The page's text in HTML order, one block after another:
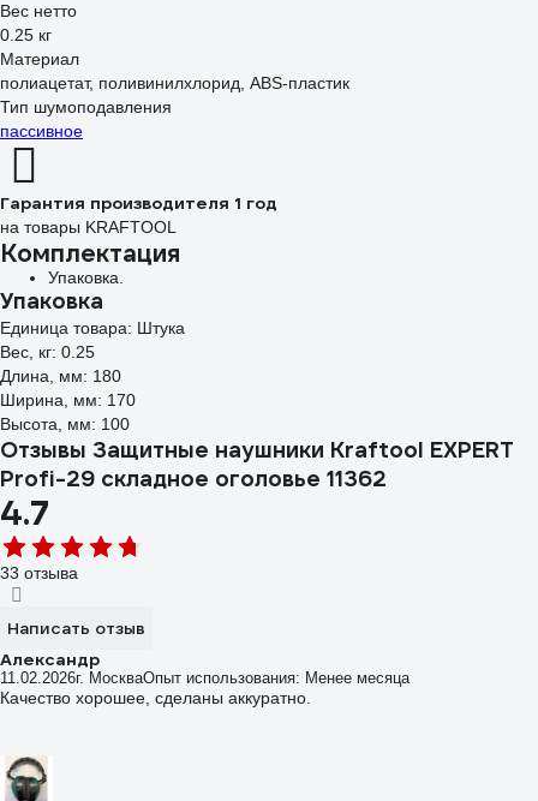
Вес нетто
0.25 кг
Материал
полиацетат, поливинилхлорид, ABS-пластик
Тип шумоподавления
пассивное
Гарантия производителя 1 год
на товары KRAFTOOL
Комплектация
Упаковка.
Упаковка
Единица товара: Штука
Вес, кг: 0.25
Длина, мм: 180
Ширина, мм: 170
Высота, мм: 100
Отзывы Защитные наушники Kraftool EXPERT
Profi-29 складное оголовье 11362
4.7
33 отзыва
Написать отзыв
Александр
11.02.2026г. МоскваОпыт использования: Менее месяца
Качество хорошее, сделаны аккуратно.